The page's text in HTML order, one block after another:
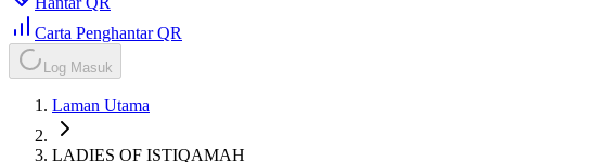
Carta Penghantar QR
Log Masuk
Laman Utama
LADIES OF ISTIQAMAH